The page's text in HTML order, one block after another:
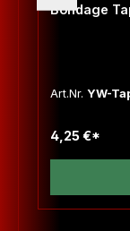
Bondage
Art.Nr. YW-
4,25 €*